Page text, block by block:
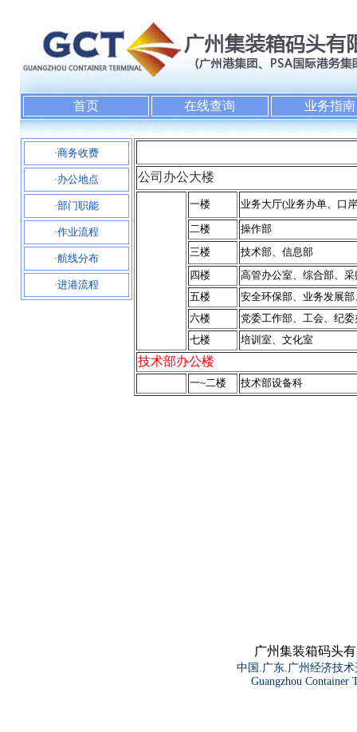
首页 在线查询 业务指南
·商务收费
·办公地点
·部门职能
·作业流程
·航线分布
·进港流程
公司办公大楼
一楼 业务大厅(业务办单、口
二楼
操作部
三楼
技术部、信息部
四楼
高管办公室、综合部、采
五楼
安全环保部、业务发展
六楼
党委工作部、工会、纪
七楼
培训室、文化室
技术部办公楼
一~二楼 技术部设备科
广州集装箱码头
中国.广东.广州经济技术
Guangzhou